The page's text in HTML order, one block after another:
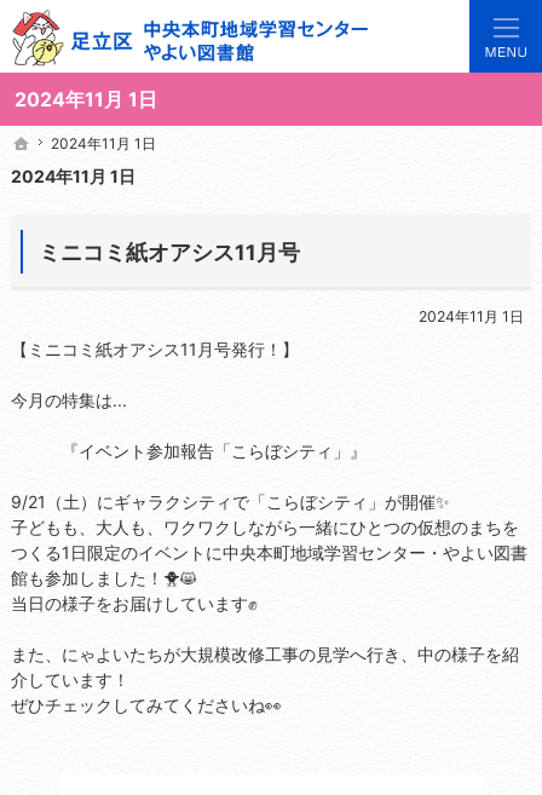
2024年11月 1日
3世代で楽しめる地域のひろば。当サイトでは地域の講座や施設をご案内しています。
足立区中央本町地域学習センターや図書館の総合案内サイト
ホーム
2024年11月 1日
2024年11月 1日
ミニコミ紙オアシス11月号
2024年11月 1日
【ミニコミ紙オアシス11月号発行！】
今月の特集は...
『イベント参加報告「こらぼシティ」』
9/21（土）にギャラクシティで「こらぼシティ」が開催✨
子どもも、大人も、ワクワクしながら一緒にひとつの仮想のまちを
つくる1日限定のイベントに中央本町地域学習センター・やよい図書
館も参加しました！🐥😸
当日の様子をお届けしています✊
また、にゃよいたちが大規模改修工事の見学へ行き、中の様子を紹
介しています！
ぜひチェックしてみてくださいね👀
ホーム
2024年11月 1日